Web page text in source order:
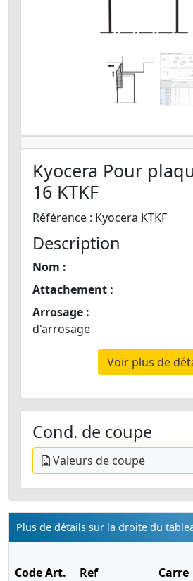
Kyocera Pour
16 KTKF
Référence : Kyocera KTKF
Description
Nom :
Attachement :
Arrosage :
d'arrosage
Voir plus de
Cond. de coupe
Valeurs de coupe
Plus de détails sur la droite du
Code Art. Ref Carre